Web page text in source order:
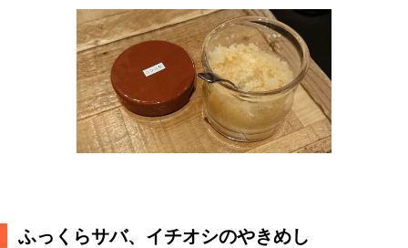
ふっくらサバ、イチオシのやきめし